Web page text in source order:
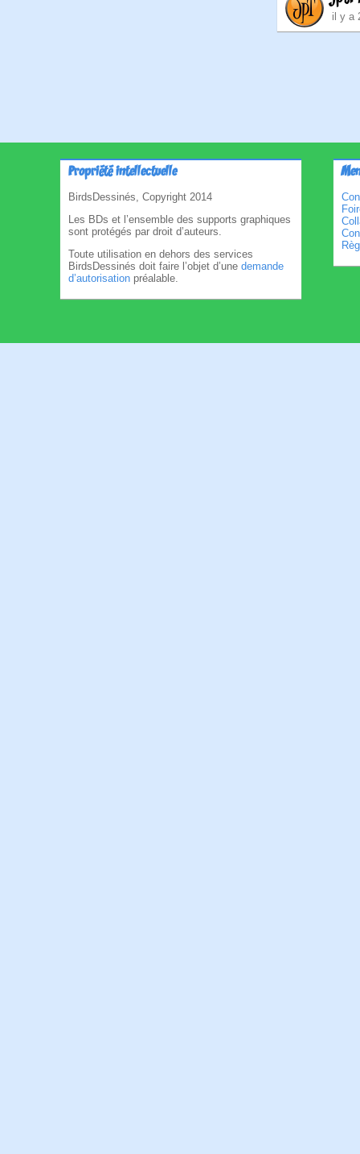
il y a
Propriété intellectuelle
BirdsDessinés, Copyright 2014
Les BDs et l’ensemble des supports graphiques
sont protégés par droit d’auteurs.
Toute utilisation en dehors des services
BirdsDessinés doit faire l’objet d’une demande
d’autorisation préalable.